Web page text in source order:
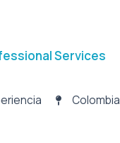
Services
Colombia